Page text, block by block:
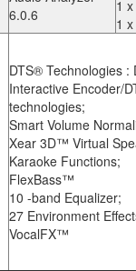
6.0.6
1
1
DTS® Technologies :
Interactive Encoder/
technologies;
Smart Volume
Xear 3D™ Virtual
Karaoke Functions;
FlexBass™
10 -band Equalizer;
27 Environment
VocalFX™